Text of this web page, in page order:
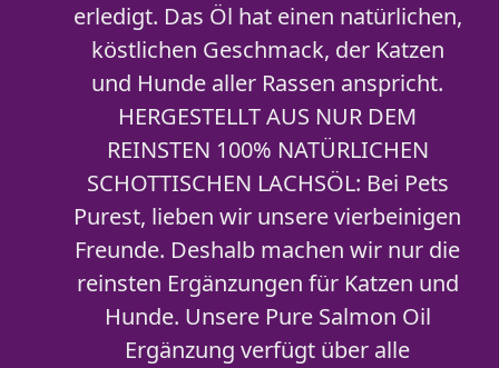
erledigt. Das Öl hat einen natürlichen,
köstlichen Geschmack, der Katzen
und Hunde aller Rassen anspricht.
HERGESTELLT AUS NUR DEM
REINSTEN 100% NATÜRLICHEN
SCHOTTISCHEN LACHSÖL: Bei Pets
Purest, lieben wir unsere vierbeinigen
Freunde. Deshalb machen wir nur die
reinsten Ergänzungen für Katzen und
Hunde. Unsere Pure Salmon Oil
Ergänzung verfügt über alle